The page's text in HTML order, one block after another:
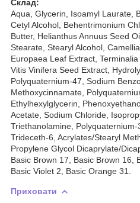
Склад:
Aqua, Glycerin, Isoamyl Laurate,
Cetyl Alcohol, Behentrimonium
Butter, Helianthus Annuus Seed
Stearate, Stearyl Alcohol,
Europaea Leaf Extract,
Vitis Vinifera Seed Extract,
Polyquaternium-47, Sodium
Methoxycinnamate,
Ethylhexylglycerin,
Acetate, Sodium Chloride,
Triethanolamine,
Trideceth-6, Acrylates/Stearyl
Propylene Glycol Dicaprylate/
Basic Brown 17, Basic Brown 16,
Basic Violet 2, Basic Orange 31.
Приховати